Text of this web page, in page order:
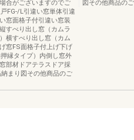
合がございますのでご
FG-/L引違い窓単体引違
窓面格子付引違い窓装
すべり出し窓（カムラ
横すべり出し窓（カム
窓FS面格子付上げ下げ
縁タイプ）内倒し窓外
部材ドアテラスドア採
まり図その他商品のご
図その他商品の